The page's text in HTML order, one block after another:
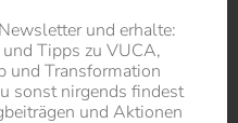
wieder zur Hand
zu entdecken. Es ist
bis hinten durchließt. Es
einmal kurz zur Hand
dann die Zeit nimmt,
und erhalte:
Tipps zu VUCA,
und Transformation
sonst nirgends findest
und Aktionen